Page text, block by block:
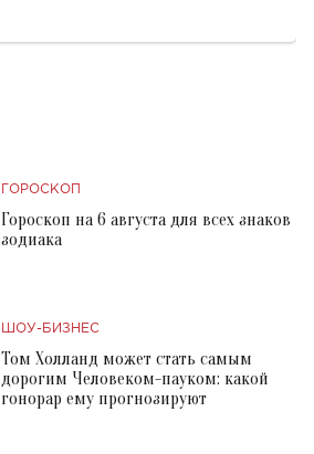
ГОРОСКОП
Гороскоп на 6 августа для всех знаков
зодиака
ШОУ-БИЗНЕС
Том Холланд может стать самым
дорогим Человеком-пауком: какой
гонорар ему прогнозируют